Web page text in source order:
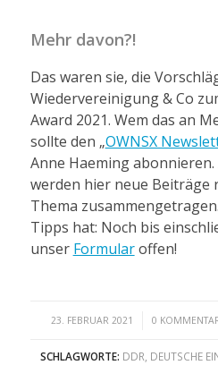
Mehr davon?!
Das waren sie, die
Wiedervereinigung & Co
Award 2021. Wem das an
sollte den „OWNSX
Anne Haeming abonnieren.
werden hier neue Beiträge
Thema
Tipps hat: Noch bis
unser Formularoffen!
23. FEBRUAR 2021
/ 0 /
SCHLAGWORTE: DDR DEUTSCHE